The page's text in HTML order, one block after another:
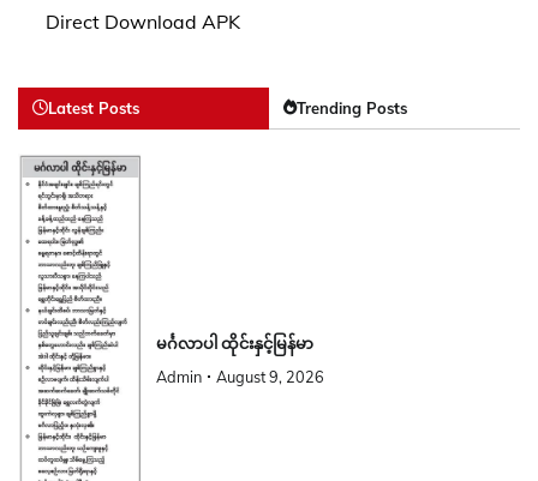
Direct Download APK
Latest Posts Trending Posts
မင်္ဂလာပါ ထိုင်းနှင့်မြန်မာ
Admin August 9, 2026